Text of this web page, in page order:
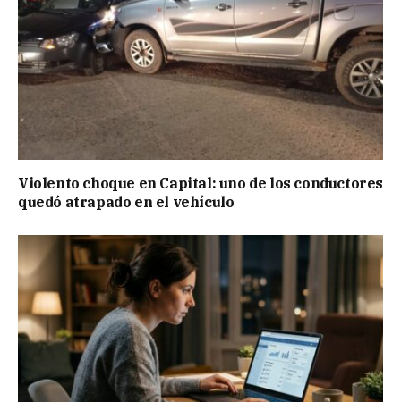
Violento choque en Capital: uno de los conductores
quedó atrapado en el vehículo